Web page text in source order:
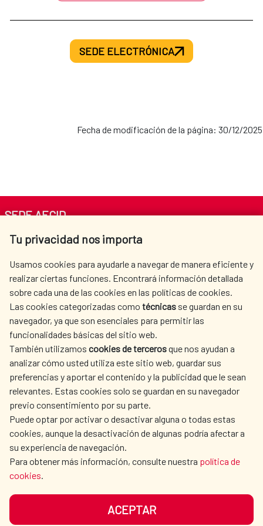
2026-2027
SEDE ELECTRÓNICA
Fecha de modificación de la página: 30/12/2025
Tu privacidad nos importa
Usamos cookies para ayudarle a navegar de manera eficiente y
realizar ciertas funciones. Encontrará información detallada
sobre cada una de las cookies en las políticas de cookies.
Las cookies categorizadas como técnicas se guardan en su
navegador, ya que son esenciales para permitir las
funcionalidades básicas del sitio web.
También utilizamos cookies de tercerosque nos ayudan a
analizar cómo usted utiliza este sitio web, guardar sus
preferencias y aportar el contenido y la publicidad que le sean
relevantes. Estas cookies solo se guardan en su navegador
previo consentimiento por su parte.
Puede optar por activar o desactivar alguna o todas estas
cookies, aunque la desactivación de algunas podría afectar a
su experiencia de navegación.
Para obtener más información, consulte nuestra política de
cookies.
ACEPTAR
SEDE AECID
Av. Reyes Católicos 4 - 28040 Madrid
centro.informacion@aecid.es
LA AECID
DÓNDE COOPERAMOS
ACCIÓN HUMANITARIA
SALA DE PRENSA
CULTURA Y CIENCIA
BIBLIOTECA
NUESTRAS REDES SOCIALES
PROTECCIÓN DE DATOS